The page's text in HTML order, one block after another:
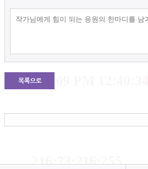
2026-08-09 PM 12:40:34
216⋅73⋅216⋅255